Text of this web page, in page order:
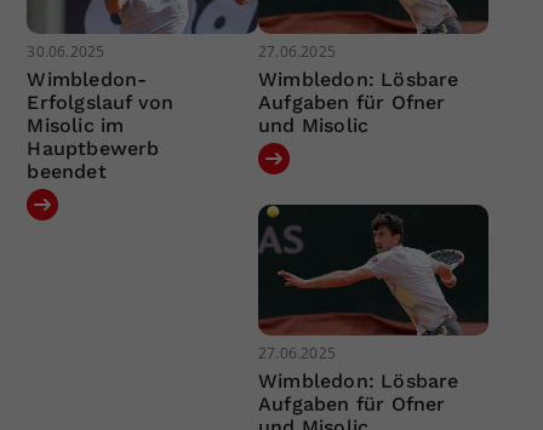
30.06.2025
Wimbledon-
Erfolgslauf von
Misolic im
Hauptbewerb
beendet
27.06.2025
Wimbledon: Lösbare
Aufgaben für Ofner
und Misolic
27.06.2025
Wimbledon: Lösbare
Aufgaben für Ofner